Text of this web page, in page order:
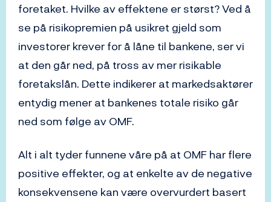
foretaket. Hvilke av effektene er størst? Ved å
se på risikopremien på usikret gjeld som
investorer krever for å låne til bankene, ser vi
at den går ned, på tross av mer risikable
foretakslån. Dette indikerer at markedsaktører
entydig mener at bankenes totale risiko går
ned som følge av OMF.
Alt i alt tyder funnene våre på at OMF har flere
positive effekter, og at enkelte av de negative
konsekvensene kan være overvurdert basert